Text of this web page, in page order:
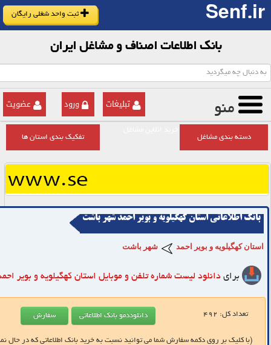
Senf.ir ثبت واحد شغلی رایگان
بانک اطلاعات اصناف و مشاغل ایران
منو عضویت ورود تبلیغات
دسته بندی مشاغل
تفکیک بندی استان ها
بانک اطلاعاتی استان کهگیلویه و بویر احمد شهر باشت
استان کهگیلویه و بویر احمد شهر باشت
برای دانلود لیست شماره تلفن و موبایل استان کهگیلویه و بویر
تعداد کل: 492
(با کلیک بر روی دکمه سفارش شما می توانید نسبت به خرید بانک اطلاعاتی که در حال